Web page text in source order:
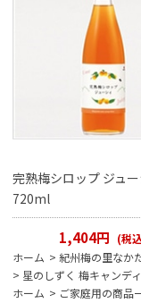
完熟梅シロップ ジュー
720ml
1,404円 (税
ホーム > 紀州梅の里なか
> 星のしずく 梅キャンデ
ホーム > ご家庭用の商品